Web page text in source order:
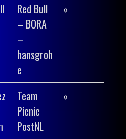
Red Bull
– BORA
–
hansgroh
e
«
Team
Picnic
PostNL
«